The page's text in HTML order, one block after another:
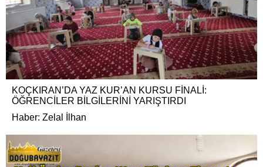
KOÇKIRAN’DA YAZ KUR’AN KURSU FİNALİ:
ÖĞRENCİLER BİLGİLERİNİ YARIŞTIRDI
Haber: Zelal İlhan